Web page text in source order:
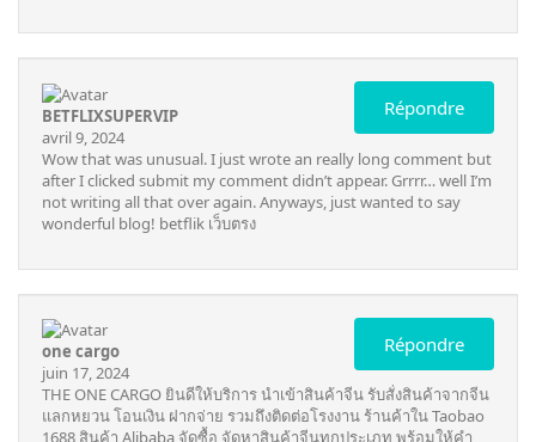
Répondre
BETFLIXSUPERVIP
avril 9, 2024
Wow that was unusual. I just wrote an really long comment but
after I clicked submit my comment didn’t appear. Grrrr… well I’m
not writing all that over again. Anyways, just wanted to say
wonderful blog! betflik เว็บตรง
Répondre
one cargo
juin 17, 2024
THEONE CARGO ยินดีให้บริการ นำเข้าสินค้าจีน รับสั่งสินค้าจากจีน
แลกหยวน โอนเงิน ฝากจ่าย รวมถึงติดต่อโรงงาน ร้านค้าใน Taobao